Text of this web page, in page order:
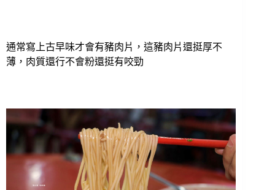
通常寫上古早味才會有豬肉片，這豬肉片還挺厚不
薄，肉質還行不會粉還挺有咬勁